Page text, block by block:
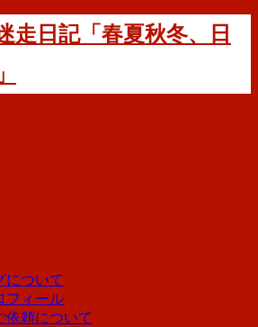
走日記「春夏秋冬、日
について
フィール
依頼について